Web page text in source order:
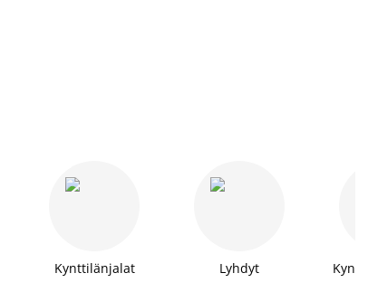
Kynttilänjalat Lyhdyt